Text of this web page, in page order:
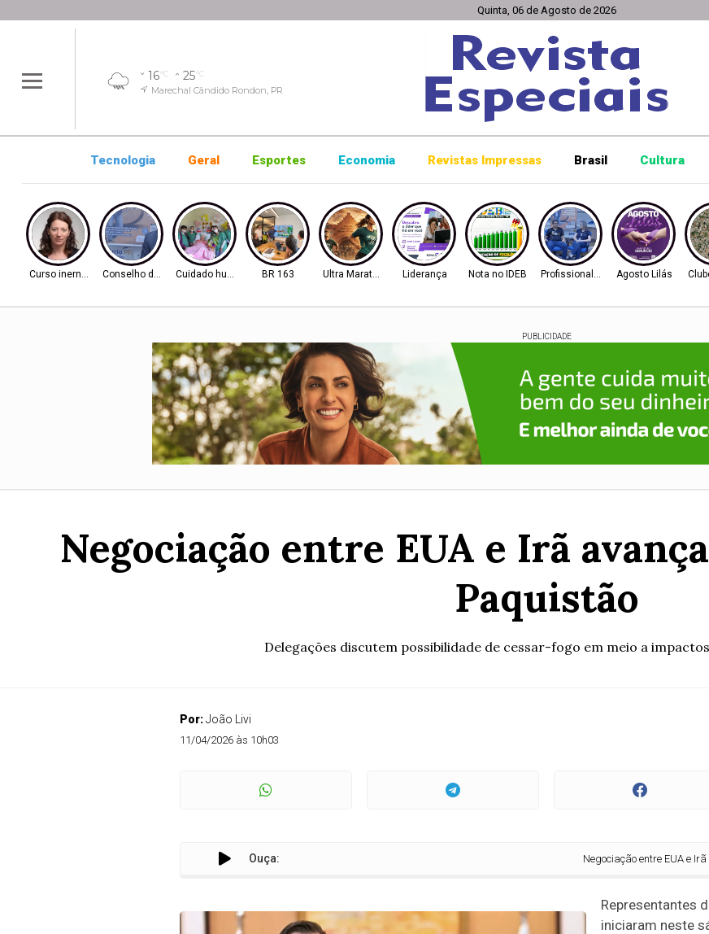
Quinta, 06 de Agosto de 2026
16°C 25°C
Marechal Cândido Rondon, PR
Tecnologia Geral Esportes Economia Revistas Impressas Brasil Cultura
Curso inernacionalConselho de InovaçãoCuidado humanizadoBR 163 Ultra Maratona Liderança Nota no IDEB ProfissionalizaçãoAgosto Lilás
PUBLICIDADE
Negociação entre EUA e Irã
Paquistão
Delegações discutem possibilidade de cessar-fogo em meio a
Por:João Livi
11/04/2026 às 10h03
Ouça: Negociação entre EUA e Irã
Representantes
iniciaram neste